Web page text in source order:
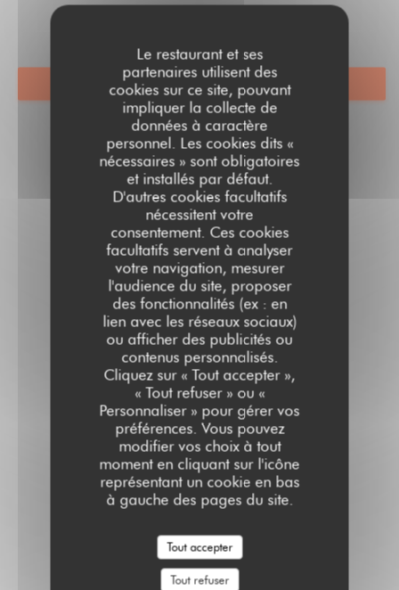
Le restaurant et ses
partenaires utilisent des
cookies sur ce site, pouvant
impliquer la collecte de
données à caractère
personnel. Les cookies dits «
nécessaires » sont obligatoires
et installés par défaut.
D'autres cookies facultatifs
nécessitent votre
consentement. Ces cookies
facultatifs servent à analyser
votre navigation, mesurer
l'audience du site, proposer
des fonctionnalités (ex : en
lien avec les réseaux sociaux)
ou afficher des publicités ou
contenus personnalisés.
Cliquez sur « Tout accepter »,
« Tout refuser » ou «
Personnaliser » pour gérer vos
préférences. Vous pouvez
modifier vos choix à tout
moment en cliquant sur l'icône
représentant un cookie en bas
à gauche des pages du site.
Tout accepter
Tout refuser
RÉSERVER